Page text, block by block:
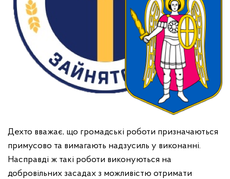
Дехто вважає, що громадські роботи призначаються
примусово та вимагають надзусиль у виконанні.
Насправді ж такі роботи виконуються на
добровільних засадах з можливістю отримати